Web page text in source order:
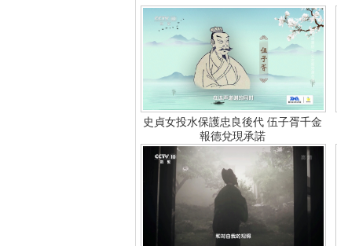
史貞女投水保護忠良後代 伍子胥千金
報德兌現承諾